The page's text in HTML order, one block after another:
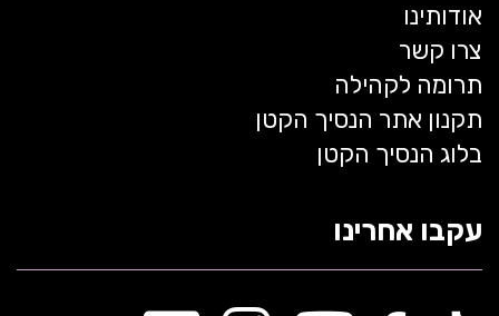
אודותינו
צרו קשר
תרומה לקהילה
תקנון אתר הנסיך הקטן
בלוג הנסיך הקטן
עקבו אחרינו